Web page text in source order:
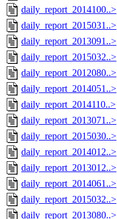
daily_report_2014100..>
daily_report_2015031..>
daily_report_2013091..>
daily_report_2015032..>
daily_report_2012080..>
daily_report_2014051..>
daily_report_2014110..>
daily_report_2013071..>
daily_report_2015030..>
daily_report_2014012..>
daily_report_2013012..>
daily_report_2014061..>
daily_report_2015032..>
daily_report_2013080..>